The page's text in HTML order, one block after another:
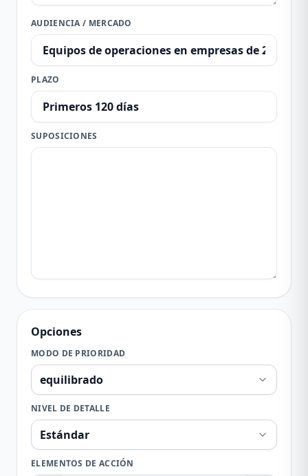
AUDIENCIA / MERCADO
PLAZO
SUPOSICIONES
Opciones
MODO DE PRIORIDAD
NIVEL DE DETALLE
ELEMENTOS DE ACCIÓN